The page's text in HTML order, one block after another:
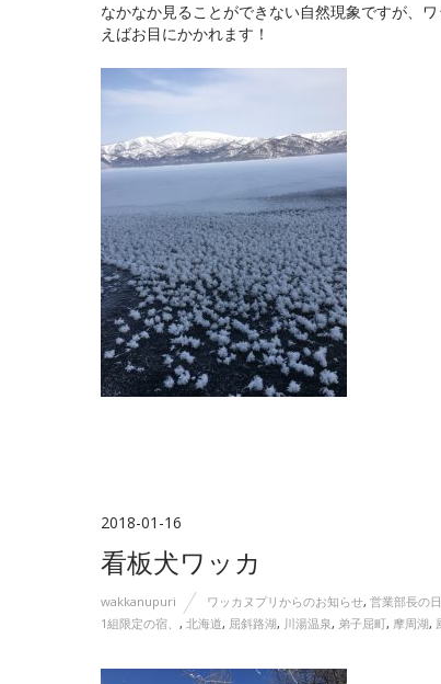
なかなか見ることができない自然現象ですが、
えばお目にかかれます！
2018-01-16
看板犬ワッカ
wakkanupuri ワッカヌプリからのお知らせ, 営業部長の
1組限定の宿、 , 北海道, 屈斜路湖, 川湯温泉, 弟子屈町, 摩周湖,